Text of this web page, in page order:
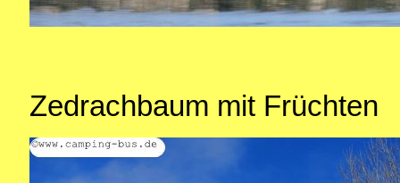
Zedrachbaum mit Früchten